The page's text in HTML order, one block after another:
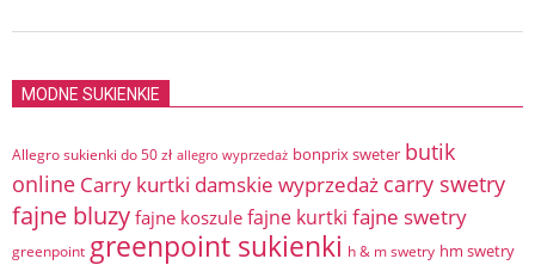
MODNE SUKIENKIE
Allegro sukienki do 50 zł allegro wyprzedaż bonprix sweter butik
online Carry kurtki damskie wyprzedaż carry swetry
fajne bluzy fajne koszule fajne kurtki fajne swetry
greenpoint greenpoint sukienki h & m swetry hm swetry